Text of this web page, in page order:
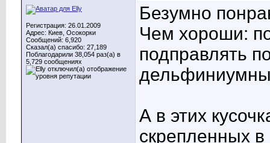
Регистрация: 26.01.2009
Адрес: Киев, Осокорки
Сообщений: 6,920
Сказал(а) спасибо: 27,189
Поблагодарили 38,054 раз(а) в
5,729 сообщениях
Безумно
Чем хороши:
подправлять
А в этих
скрепленных